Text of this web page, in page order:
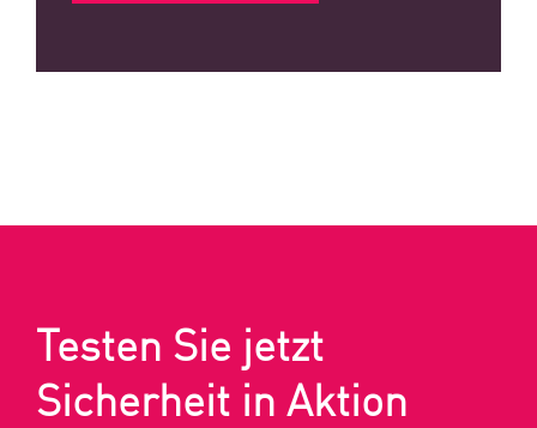
Testen Sie jetzt
Sicherheit in Aktion